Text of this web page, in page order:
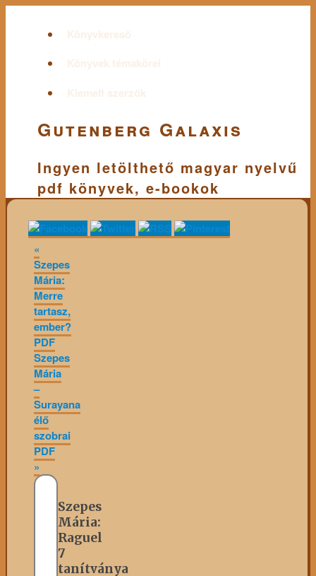
Könyvkereső
Könyvek témakörei
Kiemelt szerzők
Gutenberg Galaxis
Ingyen letölthető magyar nyelvű
pdf könyvek, e-bookok
«
Szepes
Mária:
Merre
tartasz,
ember?
PDF
Szepes
Mária
–
Surayana
élő
szobrai
PDF
»
Szepes
Mária:
Raguel
7
tanítványa